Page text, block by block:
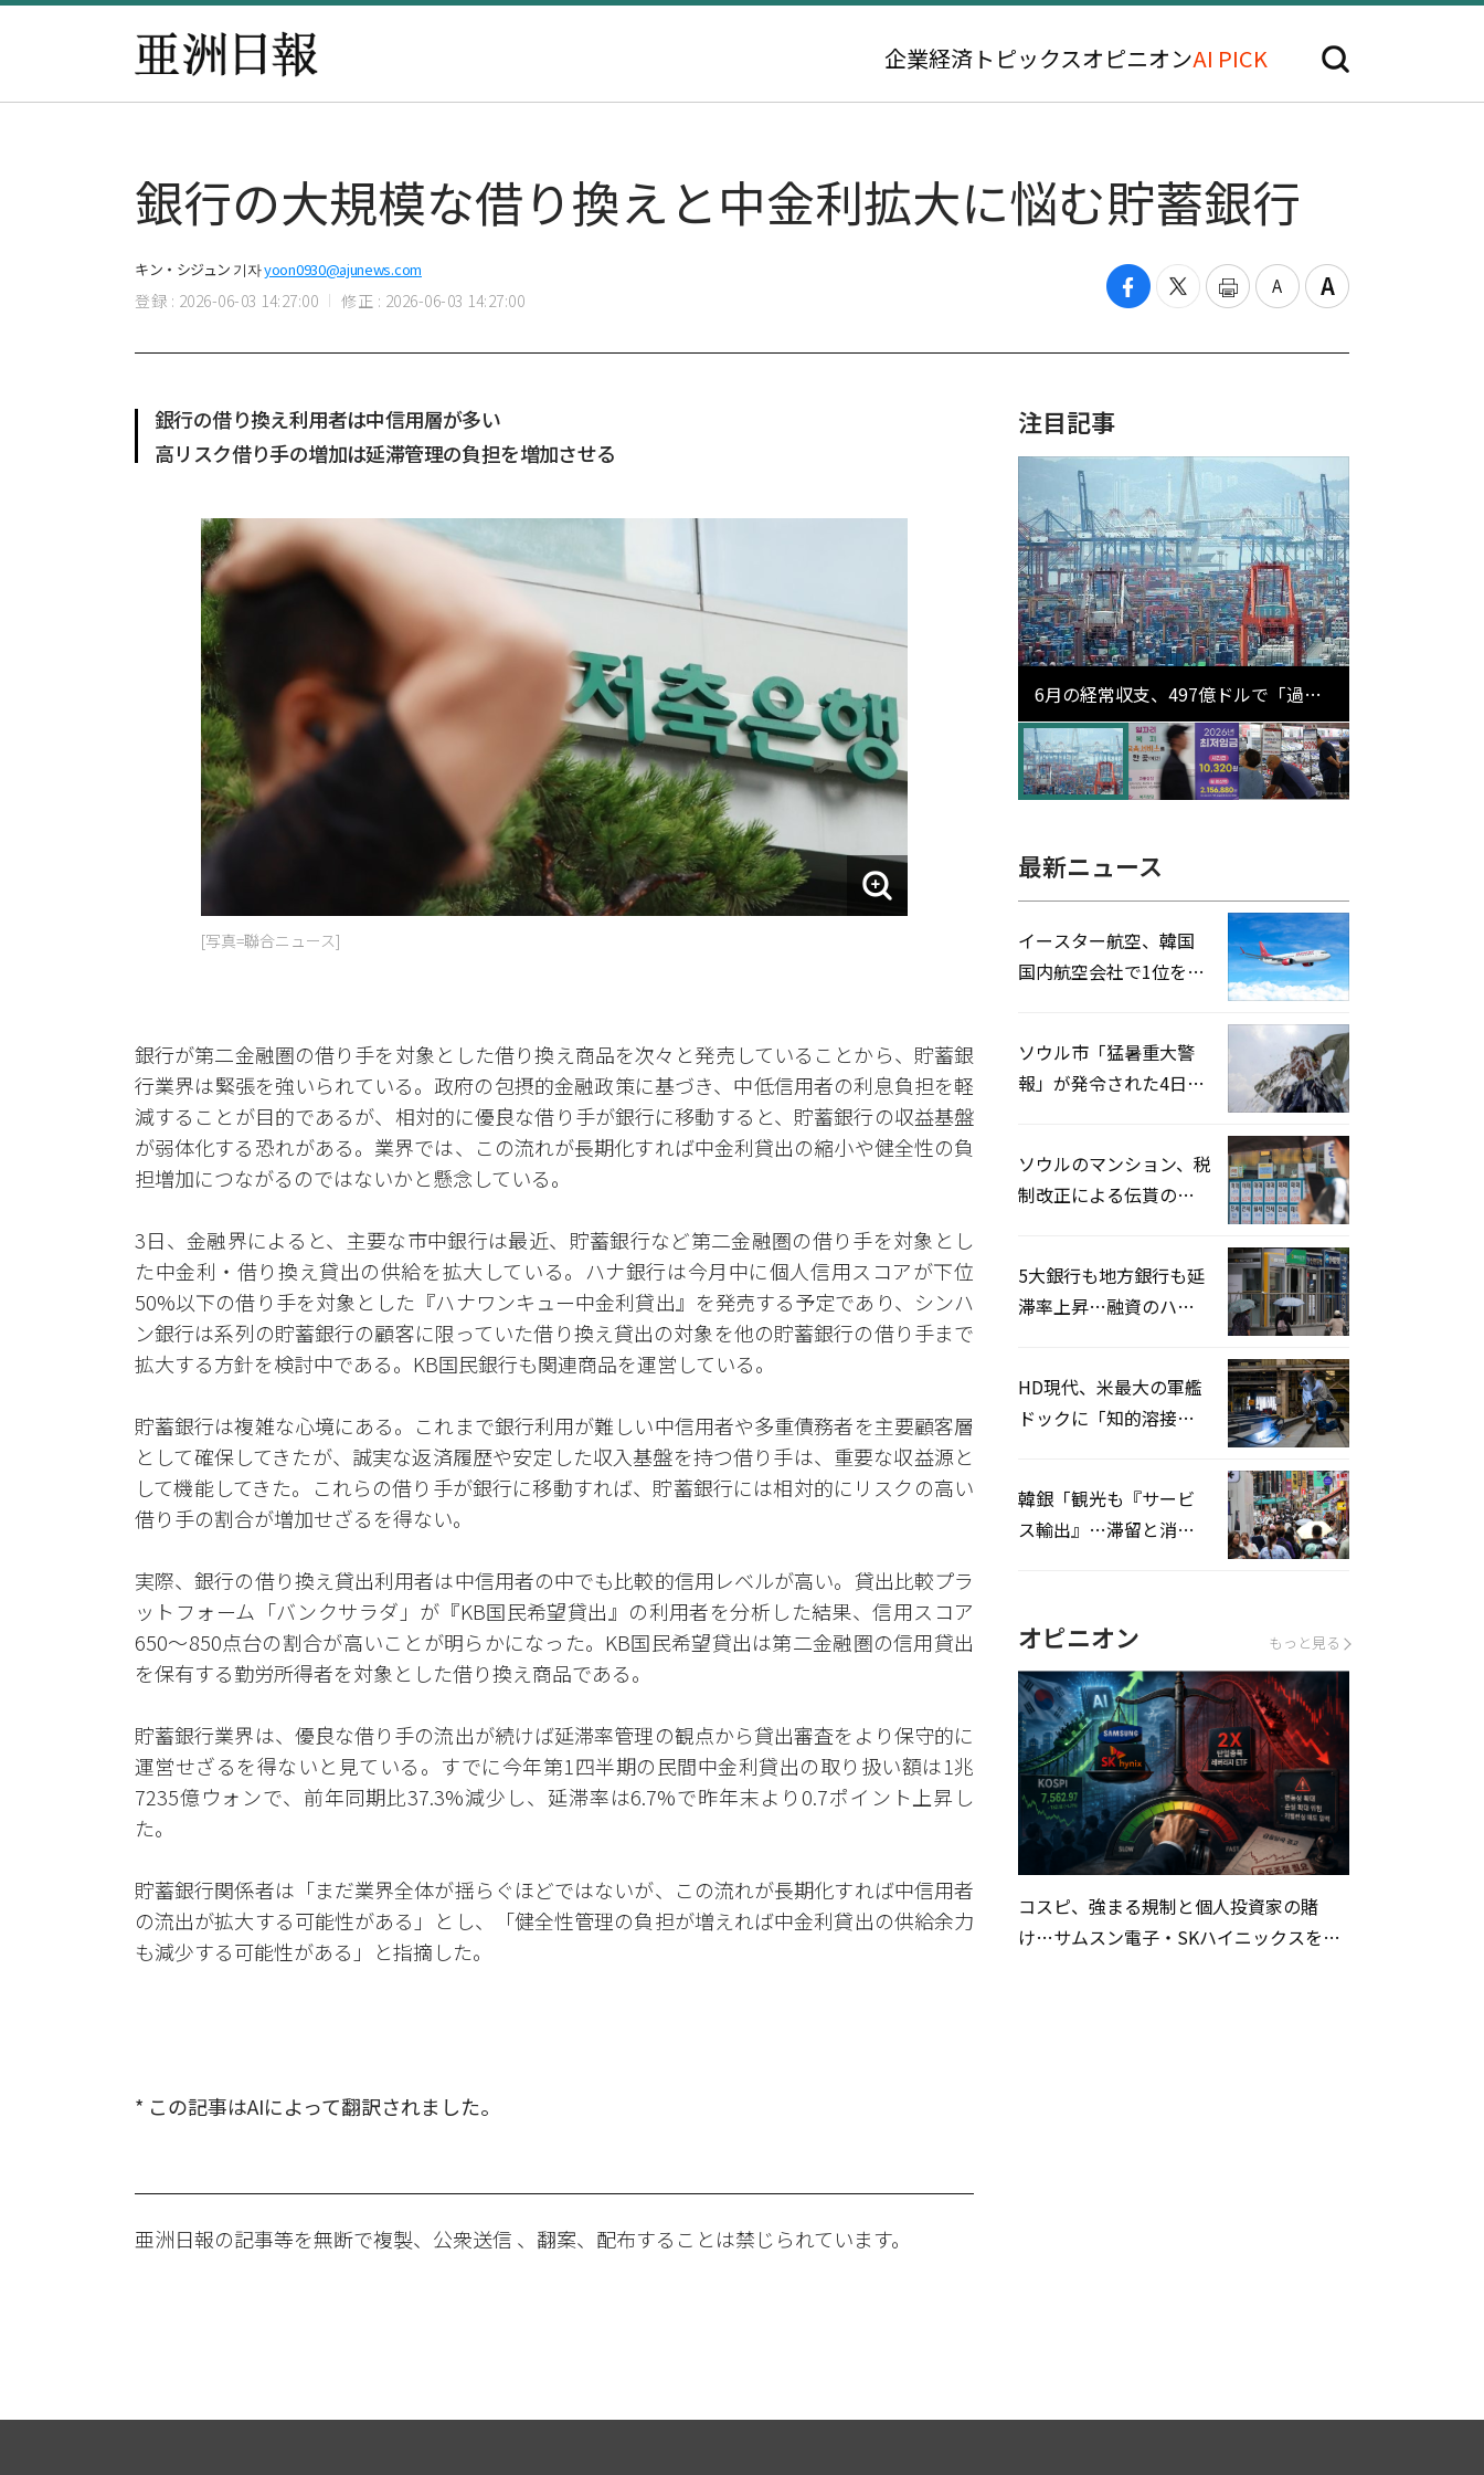
企業経済 トピックスオピニオンAI PICK
銀行の大規模な借り換えと中金利拡大に悩む貯蓄銀行
キン・シジュン 기자yoon0930@ajunews.com
登録 : 2026-06-03 14:27:00 修正 : 2026-06-03 14:27:00
銀行の借り換え利用者は中信用層が多い
高リスク借り手の増加は延滞管理の負担を増加させる
[写真=聯合ニュース]
銀行が第二金融圏の借り手を対象とした借り換え商品を次々と発売していることから、貯蓄銀
行業界は緊張を強いられている。政府の包摂的金融政策に基づき、中低信用者の利息負担を軽
減することが目的であるが、相対的に優良な借り手が銀行に移動すると、貯蓄銀行の収益基盤
が弱体化する恐れがある。業界では、この流れが長期化すれば中金利貸出の縮小や健全性の負
担増加につながるのではないかと懸念している。
3日、金融界によると、主要な市中銀行は最近、貯蓄銀行など第二金融圏の借り手を対象とし
た中金利・借り換え貸出の供給を拡大している。ハナ銀行は今月中に個人信用スコアが下位
50%以下の借り手を対象とした『ハナワンキュー中金利貸出』を発売する予定であり、シンハ
ン銀行は系列の貯蓄銀行の顧客に限っていた借り換え貸出の対象を他の貯蓄銀行の借り手まで
拡大する方針を検討中である。KB国民銀行も関連商品を運営している。
貯蓄銀行は複雑な心境にある。これまで銀行利用が難しい中信用者や多重債務者を主要顧客層
として確保してきたが、誠実な返済履歴や安定した収入基盤を持つ借り手は、重要な収益源と
して機能してきた。これらの借り手が銀行に移動すれば、貯蓄銀行には相対的にリスクの高い
借り手の割合が増加せざるを得ない。
実際、銀行の借り換え貸出利用者は中信用者の中でも比較的信用レベルが高い。貸出比較プラ
ットフォーム「バンクサラダ」が『KB国民希望貸出』の利用者を分析した結果、信用スコア
650〜850点台の割合が高いことが明らかになった。KB国民希望貸出は第二金融圏の信用貸出
を保有する勤労所得者を対象とした借り換え商品である。
貯蓄銀行業界は、優良な借り手の流出が続けば延滞率管理の観点から貸出審査をより保守的に
運営せざるを得ないと見ている。すでに今年第1四半期の民間中金利貸出の取り扱い額は1兆
7235億ウォンで、前年同期比37.3%減少し、延滞率は6.7%で昨年末より0.7ポイント上昇し
た。
貯蓄銀行関係者は「まだ業界全体が揺らぐほどではないが、この流れが長期化すれば中信用者
の流出が拡大する可能性がある」とし、「健全性管理の負担が増えれば中金利貸出の供給余力
も減少する可能性がある」と指摘した。
* この記事はAIによって翻訳されました。
亜洲日報の記事等を無断で複製、公衆送信 、翻案、配布することは禁じられています。
注目記事
6月の経常収支、497億ドルで「過去
最大」…輸出が初の1000億ドル突破
最新ニュース
イースター航空、韓国
国内航空会社で1位を記
ソウル市「猛暑重大警
報」が発令された4日、
ソウルのマンション、税
制改正による伝貰の月
5大銀行も地方銀行も延
滞率上昇…融資のハー
HD現代、米最大の軍艦
ドックに「知的溶接」
韓銀「観光も『サービ
ス輸出』…滞留と消費
オピニオン もっと見る
コスピ、強まる規制と個人投資家の賭
け…サムスン電子・SKハイニックスを巡